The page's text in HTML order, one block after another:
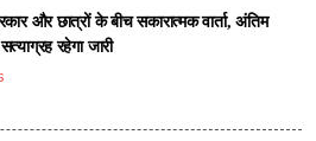
और छात्रों के बीच सकारात्मक वार्ता, अंतिम
रहेगा जारी